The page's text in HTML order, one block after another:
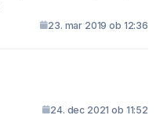
23. mar 2019 ob 12:36
24. dec 2021 ob 11:52